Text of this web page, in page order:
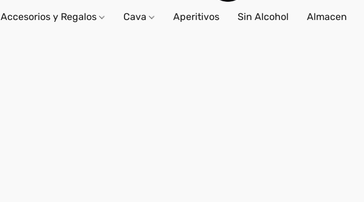
Accesorios y Regalos Cava Aperitivos Sin Alcohol Almacen